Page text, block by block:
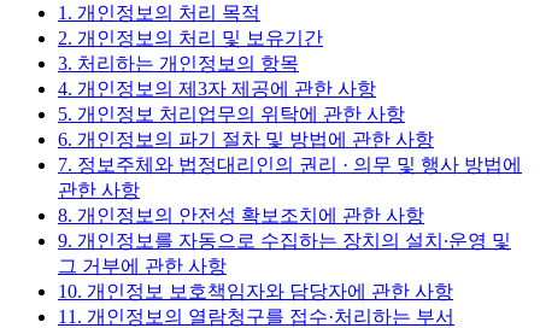
1. 개인정보의 처리 목적
2. 개인정보의 처리 및 보유기간
3. 처리하는 개인정보의 항목
4. 개인정보의 제3자 제공에 관한 사항
5. 개인정보 처리업무의 위탁에 관한 사항
6. 개인정보의 파기 절차 및 방법에 관한 사항
7. 정보주체와 법정대리인의 권리 · 의무 및 행사 방법에
관한 사항
8. 개인정보의 안전성 확보조치에 관한 사항
9. 개인정보를 자동으로 수집하는 장치의 설치∙운영 및
그 거부에 관한 사항
10. 개인정보 보호책임자와 담당자에 관한 사항
11. 개인정보의 열람청구를 접수·처리하는 부서